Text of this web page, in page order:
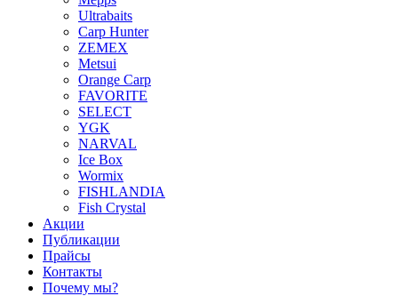
Ultrabaits
Carp Hunter
ZEMEX
Metsui
Orange Carp
FAVORITE
SELECT
YGK
NARVAL
Ice Box
Wormix
FISHLANDIA
Fish Crystal
Акции
Публикации
Прайсы
Контакты
Почему мы?